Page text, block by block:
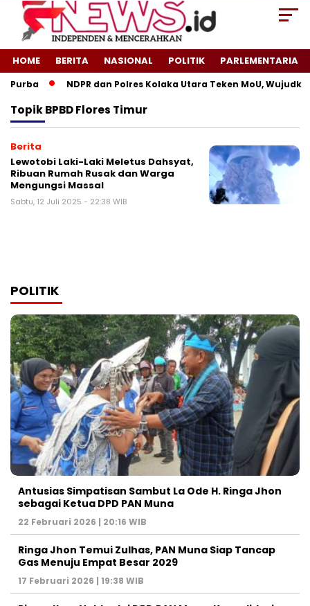
HOME BERITA NASIONAL POLITIK PARLEMENTARIA
NDPR dan Polres Kolaka Utara Teken MoU,
TopikBPBD Flores Timur
Berita
Lewotobi Laki-Laki Meletus Dahsyat,
Ribuan Rumah Rusak dan Warga
Mengungsi Massal
Sabtu, 12 Juli 2025 - 22:38 WIB
POLITIK
Antusias Simpatisan Sambut La Ode H. Ringa Jhon
sebagai Ketua DPD PAN Muna
22 Februari 2026 | 20:16 WIB
Ringa Jhon Temui Zulhas, PAN Muna Siap Tancap
Gas Menuju Empat Besar 2029
17 Februari 2026 | 19:38 WIB